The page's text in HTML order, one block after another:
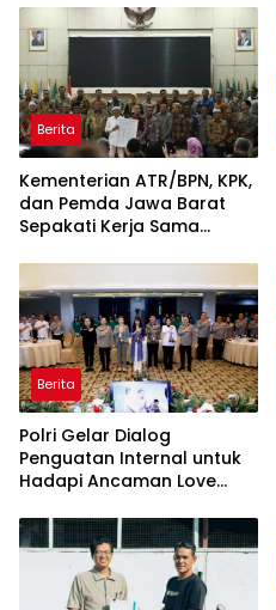
Berita
Kementerian ATR/BPN, KPK,
dan Pemda Jawa Barat
Sepakati Kerja Sama
Korupsi serta Penguatan
Ekonomi Daerah
Berita
Polri Gelar Dialog
Penguatan Internal untuk
Hadapi Ancaman Love